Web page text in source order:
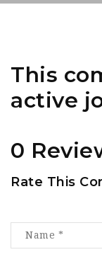
This
active
0
Rate This